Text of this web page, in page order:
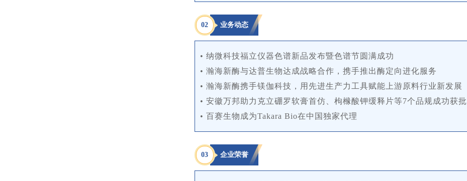
02 业务动态
• 纳微科技福立仪器色谱新品发布暨色谱节圆满成功
• 瀚海新酶与达普生物达成战略合作，携手推出酶定向进化服务
• 瀚海新酶携手镁伽科技，用先进生产力工具赋能上游原料行业新发展
• 安徽万邦助力克立硼罗软膏首仿、枸橼酸钾缓释片等7个品规成功获批
• 百赛生物成为Takara Bio在中国独家代理
03 企业荣誉